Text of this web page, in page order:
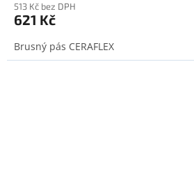
513 Kč bez DPH
621 Kč
Brusný pás CERAFLEX